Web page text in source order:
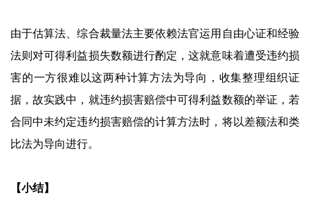
由于估算法、综合裁量法主要依赖法官运用自由心证和经验
法则对可得利益损失数额进行酌定，这就意味着遭受违约损
害的一方很难以这两种计算方法为导向，收集整理组织证
据，故实践中，就违约损害赔偿中可得利益数额的举证，若
合同中未约定违约损害赔偿的计算方法时，将以差额法和类
比法为导向进行。
【小结】